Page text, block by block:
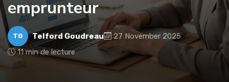
emprunteur
TG Telford Goudreau
27 November 2025
11 min de lecture